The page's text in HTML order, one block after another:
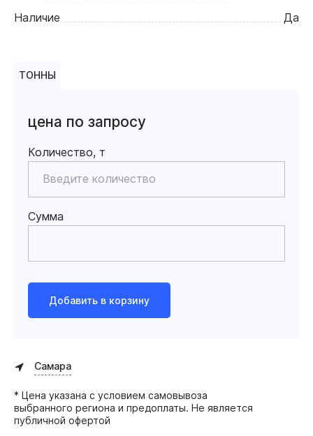
Наличие
Да
ТОННЫ
цена по запросу
Количество, т
Сумма
Добавить в корзину
Самара
* Цена указана с условием самовывоза
выбранного региона и предоплаты. Не является
публичной офертой